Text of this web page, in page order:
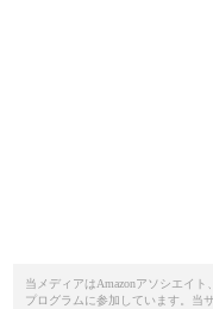
当メディアはAmazonアソシエイ
プログラムに参加しています。当